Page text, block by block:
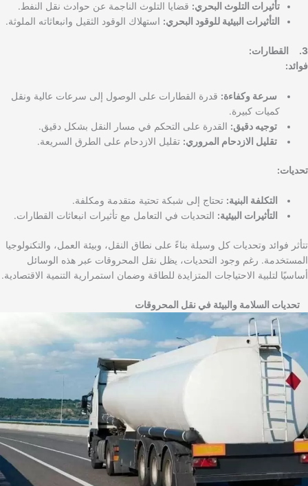
تأثيرات التلوث البحري: قضايا التلوث الناجمة عن حوادث نقل النفط.
التأثيرات البيئية للوقود البحري: استهلاك الوقود الثقيل وانبعاثاته الملوثة.
3. القطارات:
فوائد:
سرعة وكفاءة: قدرة القطارات على الوصول إلى سرعات عالية ونقل
كميات كبيرة.
توجيه دقيق: القدرة على التحكم في مسار النقل بشكل دقيق.
تقليل الازدحام المروري: تقليل الازدحام على الطرق السريعة.
تحديات:
التكلفة البنية: تحتاج إلى شبكة تحتية متقدمة ومكلفة.
التأثيرات البيئية: التحديات في التعامل مع تأثيرات انبعاثات القطارات.
تتأثر فوائد وتحديات كل وسيلة بناءً على نطاق النقل، وبيئة العمل، والتكنولوجيا
المستخدمة. رغم وجود التحديات، يظل نقل المحروقات عبر هذه الوسائل
أساسيًا لتلبية الاحتياجات المتزايدة للطاقة وضمان استمرارية التنمية الاقتصادية.
تحديات السلامة والبيئة في نقل المحروقات